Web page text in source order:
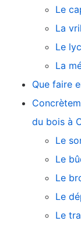
Le
La
Le
La
Que faire
du bois à
Le
Le
Le
Le
Le